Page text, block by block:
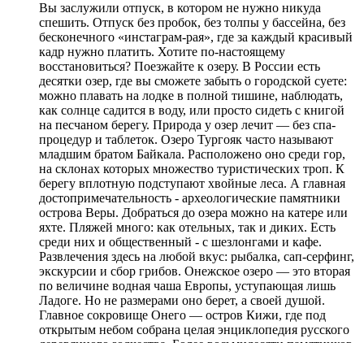
Вы заслужили отпуск, в котором не нужно никуда
спешить. Отпуск без пробок, без толпы у бассейна, без
бесконечного «инстаграм-рая», где за каждый красивый
кадр нужно платить. Хотите по-настоящему
восстановиться? Поезжайте к озеру. В России есть
десятки озер, где вы сможете забыть о городской суете:
можно плавать на лодке в полной тишине, наблюдать,
как солнце садится в воду, или просто сидеть с книгой
на песчаном берегу. Природа у озер лечит — без спа-
процедур и таблеток. Озеро Тургояк часто называют
младшим братом Байкала. Расположено оно среди гор,
на склонах которых множество туристических троп. К
берегу вплотную подступают хвойные леса. А главная
достопримечательность - археологические памятники
острова Веры. Добраться до озера можно на катере или
яхте. Пляжей много: как отельных, так и диких. Есть
среди них и общественный - с шезлонгами и кафе.
Развлечения здесь на любой вкус: рыбалка, сап-серфинг,
экскурсии и сбор грибов. Онежское озеро — это вторая
по величине водная чаша Европы, уступающая лишь
Ладоге. Но не размерами оно берет, а своей душой.
Главное сокровище Онего — остров Кижи, где под
открытым небом собрана целая энциклопедия русского